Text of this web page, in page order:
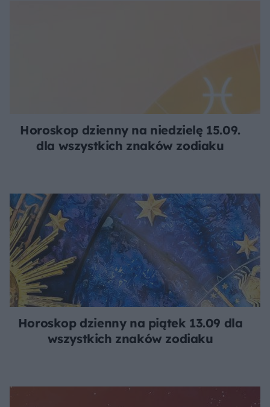
Horoskop dzienny na niedzielę 15.09.
dla wszystkich znaków zodiaku
Horoskop dzienny na piątek 13.09 dla
wszystkich znaków zodiaku